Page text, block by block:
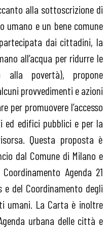
alla sottoscrizione di
umano e un bene comune
dai cittadini, la
all’acqua per ridurre le
alla povertà), propone
provvedimenti e azioni
per promuovere l’accesso
ed edifici pubblici e per la
Questa proposta è
dal Comune di Milano e
Agenda 21
del Coordinamento degli
umani. La Carta è inoltre
urbana delle città e